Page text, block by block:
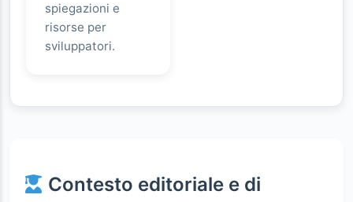
spiegazioni e
risorse per
sviluppatori.
Contesto editoriale e di